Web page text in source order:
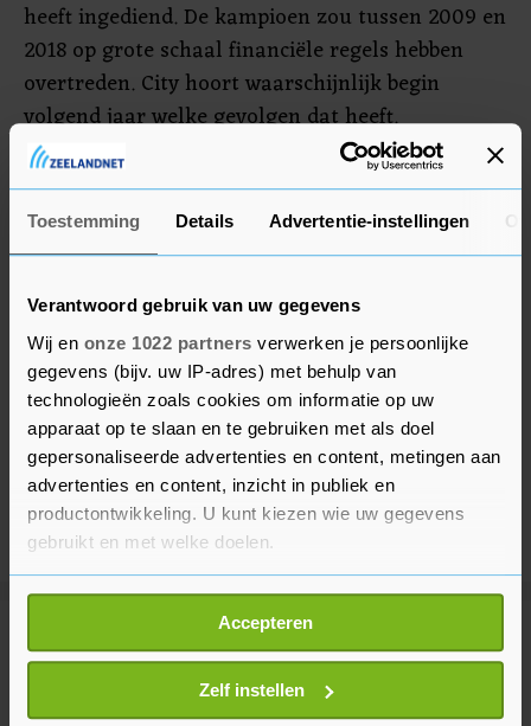
Toestemming Details Advertentie-instellingen
Verantwoord gebruik van uw gegevens
Wij en onze 1022 partners verwerken je persoonlijke
gegevens (bijv. uw IP-adres) met behulp van
technologieën zoals cookies om informatie op uw
apparaat op te slaan en te gebruiken met als doel
gepersonaliseerde advertenties en content, metingen aan
advertenties en content, inzicht in publiek en
productontwikkeling. U kunt kiezen wie uw gegevens
gebruikt en met welke doelen.
Als u het toestaat, willen we ook graag:
Informatie verzamelen over uw geografische
locatie, die tot een paar meter nauwkeurig kan zijn
Uw apparaat identificeren door het actief te
scannen op specifieke eigenschappen (fingerprinting)
Accepteren
Zelf instellen
heeft ingediend. De kampioen zou tussen 2009 en
2018 op grote schaal financiële regels hebben
overtreden. City hoort waarschijnlijk begin
volgend jaar welke gevolgen dat heeft.
Meer uit Voetbal